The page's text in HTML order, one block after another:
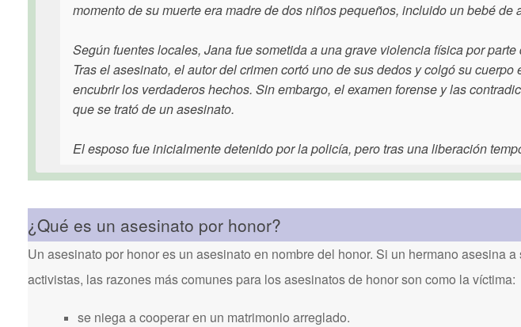
momento de su muerte era madre de dos niños pequeños, incluido un bebé de
Según fuentes locales, Jana fue sometida a una grave violencia física por
Tras el asesinato, el autor del crimen cortó uno de sus dedos y colgó su
encubrir los verdaderos hechos. Sin embargo, el examen forense y las
que se trató de un asesinato.
El esposo fue inicialmente detenido por la policía, pero tras una liberación
¿Qué es un asesinato por honor?
Un asesinato por honor es un asesinato en nombre del honor. Si un hermano asesina
activistas, las razones más comunes para los asesinatos de honor son como la víctima:
se niega a cooperar en un matrimonio arreglado.